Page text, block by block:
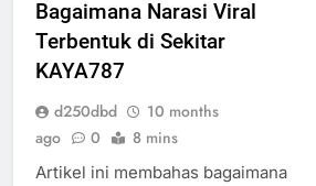
Bagaimana Narasi Viral
Terbentuk di Sekitar
KAYA787
d250dbd
10 months
ago
0 8 mins
Artikel ini membahas bagaimana